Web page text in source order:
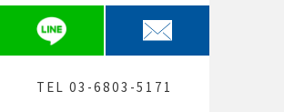
TEL 03-6803-5171
一般民事
弁護士 神﨑 建宏（大阪）
提携士業紹介
Q&A